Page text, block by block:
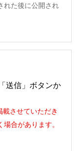
れた後に公開され
送信」ボタンか
させていただき
合があります。